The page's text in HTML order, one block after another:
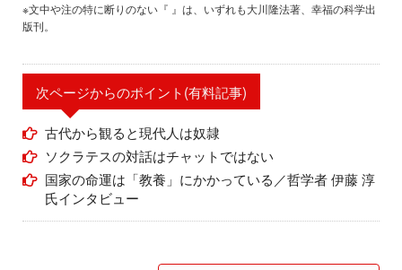
※文中や注の特に断りのない『 』は、いずれも大川隆法著、幸福の科学出
版刊。
次ページからのポイント(有料記事)
古代から観ると現代人は奴隷
ソクラテスの対話はチャットではない
国家の命運は「教養」にかかっている／哲学者 伊藤 淳
氏インタビュー